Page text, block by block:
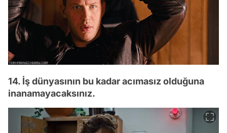
14. İş dünyasının bu kadar acımasız olduğuna
inanamayacaksınız.